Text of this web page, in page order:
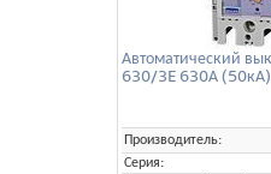
Автоматический
630/3E 630А
Производитель:
Серия: